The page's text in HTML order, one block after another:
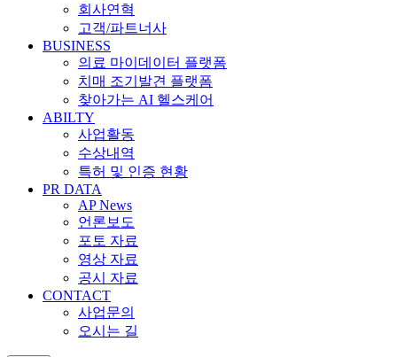
회사연혁
고객/파트너사
BUSINESS
의료 마이데이터 플랫폼
치매 조기발견 플랫폼
찾아가는 AI 헬스케어
ABILTY
사업활동
수상내역
특허 및 인증 현황
PR DATA
AP News
언론보도
포토 자료
영상 자료
공시 자료
CONTACT
사업문의
오시는 길